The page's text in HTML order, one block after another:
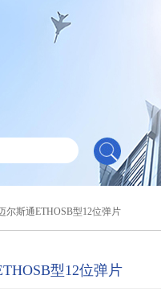
尔斯通ETHOSB型12位弹片
型12位弹片